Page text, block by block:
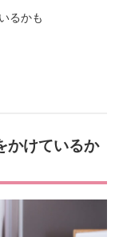
るかも
かけているか